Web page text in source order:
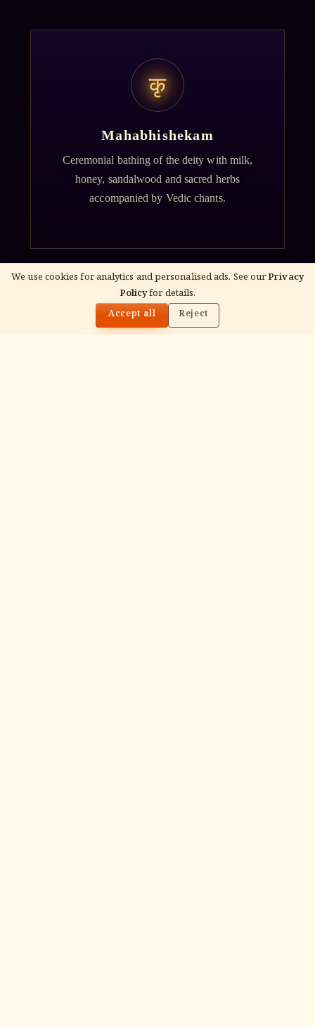
We use cookies for analytics and personalised ads. See ourPrivacy
Policyfor details.
Accept all Reject
कृ
Mahabhishekam
Ceremonial bathing of the deity with milk,
honey, sandalwood and sacred herbs
accompanied by Vedic chants.
ॐ